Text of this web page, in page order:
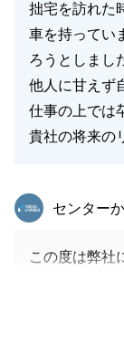
拙宅を訪れた
車を持ってい
ろうとしまし
他人に甘えず
仕事の上では
貴社の将来の
東急リバブ
センター
この度は弊社
けたことでス